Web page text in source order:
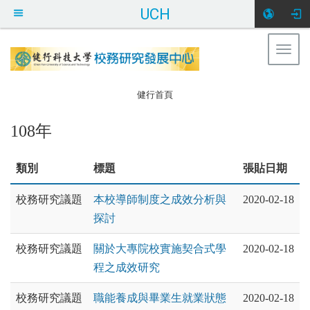
UCH
健行科大校務研
健行首頁
108年
類別 標題 張貼日期
校務研究議題
本校導師制度之成效分析與
探討
2020-02-18
校務研究議題
關於大專院校實施契合式學
程之成效研究
2020-02-18
校務研究議題
職能養成與畢業生就業狀態
2020-02-18